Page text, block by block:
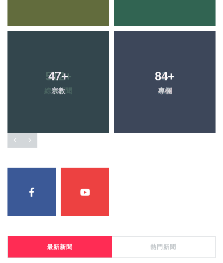
47+
宗教
84+
專欄
最新新聞 熱門新聞